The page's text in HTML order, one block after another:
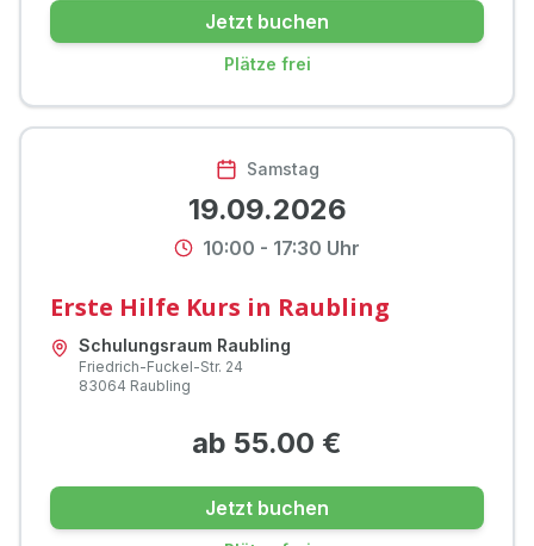
Jetzt buchen
Plätze frei
Samstag
19.09.2026
10:00 - 17:30 Uhr
Erste Hilfe Kurs in Raubling
Schulungsraum Raubling
Friedrich-Fuckel-Str. 24
83064 Raubling
ab 55.00 €
Jetzt buchen